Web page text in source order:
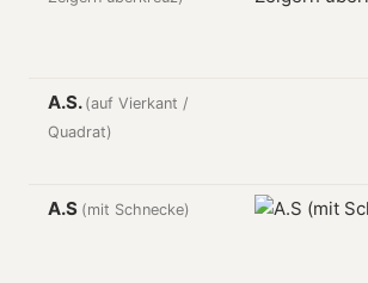
A.S. (auf Vierkant /
Quadrat)
A.S (mit Schnecke)